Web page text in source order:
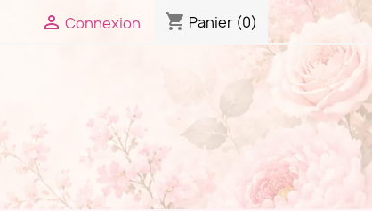
 Connexion shopping_cart Panier (0)